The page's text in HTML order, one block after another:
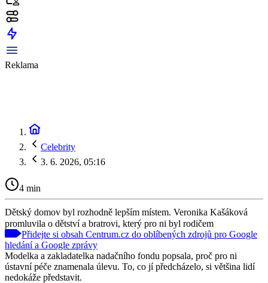
Reklama
Celebrity
3. 6. 2026, 05:16
4 min
Dětský domov byl rozhodně lepším místem. Veronika Kašáková
promluvila o dětství a bratrovi, který pro ni byl rodičem
Přidejte si obsah Centrum.cz do oblíbených zdrojů pro Google
hledání a Google zprávy
Modelka a zakladatelka nadačního fondu popsala, proč pro ni
ústavní péče znamenala úlevu. To, co jí předcházelo, si většina lidí
nedokáže představit.